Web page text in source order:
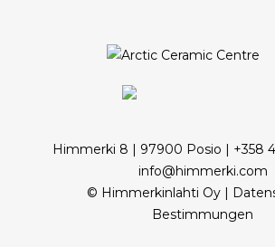
Himmerki 8 | 97900 Posio | +358
info@himmerki.com
© Himmerkinlahti Oy |
Bestimmungen